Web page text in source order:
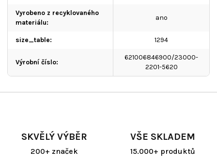
SKVĚLÝ VÝBĚR
200+ značek
VŠE SKLADEM
15.000+ produktů
Vyrobeno z recyklovaného
materiálu:
ano
size_table: 1294
Výrobní číslo:
621006846900/23000-
2201-5620